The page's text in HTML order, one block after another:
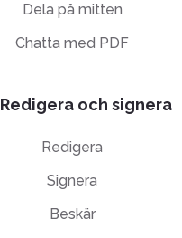
Dela på mitten
Chatta med PDF
Redigera och signera
Redigera
Signera
Beskär